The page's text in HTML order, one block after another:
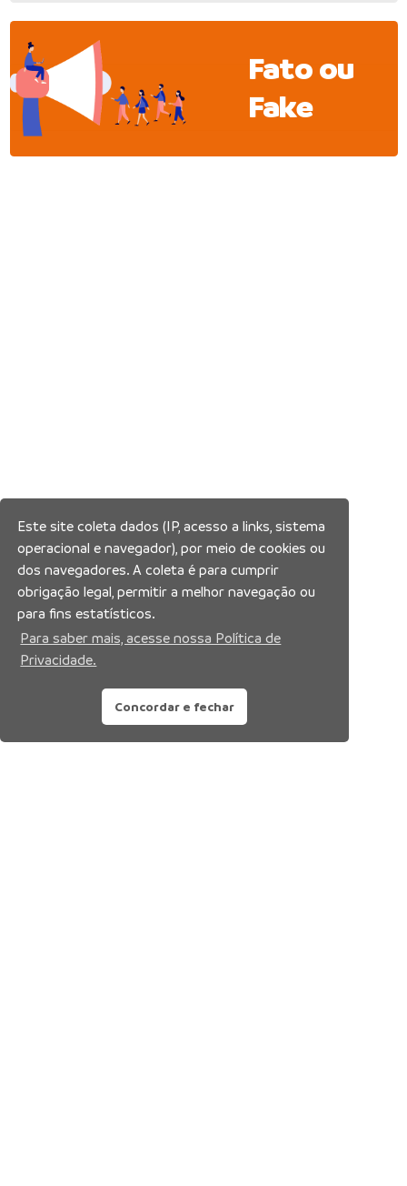
Fato ou
Fake
Este site coleta dados (IP, acesso a links, sistema
operacional e navegador), por meio de cookies ou
dos navegadores. A coleta é para cumprir
obrigação legal, permitir a melhor navegação ou
para fins estatísticos.
Para saber mais, acesse nossa Política de
Privacidade.
Concordar e fechar